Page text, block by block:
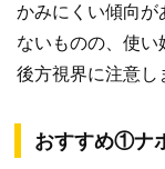
かみにくい傾向が
ないものの、使
後方視界に注意し
おすすめ①ナ